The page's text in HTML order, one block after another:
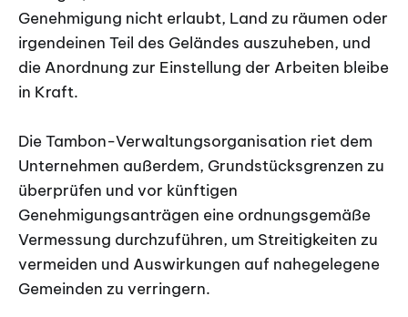
Genehmigung nicht erlaubt, Land zu räumen oder
irgendeinen Teil des Geländes auszuheben, und
die Anordnung zur Einstellung der Arbeiten bleibe
in Kraft.
Die Tambon-Verwaltungsorganisation riet dem
Unternehmen außerdem, Grundstücksgrenzen zu
überprüfen und vor künftigen
Genehmigungsanträgen eine ordnungsgemäße
Vermessung durchzuführen, um Streitigkeiten zu
vermeiden und Auswirkungen auf nahegelegene
Gemeinden zu verringern.